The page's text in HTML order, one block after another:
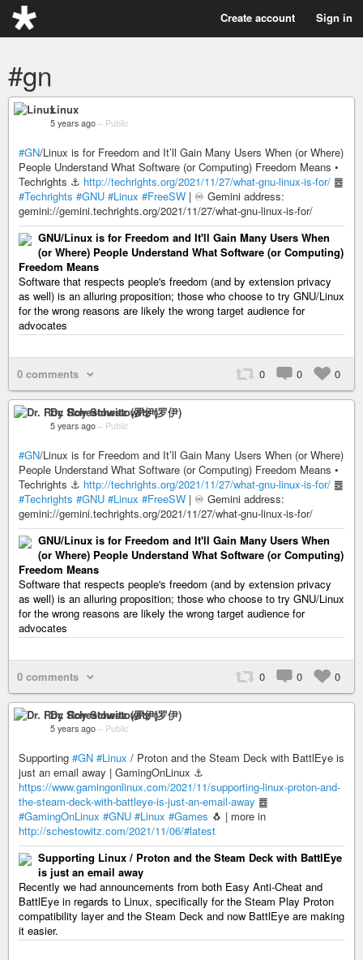
Create account Sign in
#gn
Linux
5 years ago – Public
#GN/Linux is for Freedom and It’ll Gain Many Users When (or Where)
People Understand What Software (or Computing) Freedom Means •
Techrights ⚓ http://techrights.org/2021/11/27/what-gnu-linux-is-for/ ䷉
#Techrights #GNU #Linux #FreeSW | ♾ Gemini address:
gemini://gemini.techrights.org/2021/11/27/what-gnu-linux-is-for/
GNU/Linux is for Freedom and It'll Gain Many Users When
(or Where) People Understand What Software (or Computing)
Freedom Means
Software that respects people's freedom (and by extension privacy
as well) is an alluring proposition; those who choose to try GNU/Linux
for the wrong reasons are likely the wrong target audience for
advocates
0 comments 0 0 0
Dr. Roy Schestowitz (罗伊)
5 years ago – Public
#GN/Linux is for Freedom and It’ll Gain Many Users When (or Where)
People Understand What Software (or Computing) Freedom Means •
Techrights ⚓ http://techrights.org/2021/11/27/what-gnu-linux-is-for/ ䷉
#Techrights #GNU #Linux #FreeSW | ♾ Gemini address:
gemini://gemini.techrights.org/2021/11/27/what-gnu-linux-is-for/
GNU/Linux is for Freedom and It'll Gain Many Users When
(or Where) People Understand What Software (or Computing)
Freedom Means
Software that respects people's freedom (and by extension privacy
as well) is an alluring proposition; those who choose to try GNU/Linux
for the wrong reasons are likely the wrong target audience for
advocates
0 comments 0 0 0
Dr. Roy Schestowitz (罗伊)
5 years ago – Public
Supporting #GN #Linux / Proton and the Steam Deck with BattlEye is
just an email away | GamingOnLinux ⚓
https://www.gamingonlinux.com/2021/11/supporting-linux-proton-and-
the-steam-deck-with-battleye-is-just-an-email-away ䷉
#GamingOnLinux #GNU #Linux #Games 🐧 | more in
http://schestowitz.com/2021/11/06/#latest
Supporting Linux / Proton and the Steam Deck with BattlEye
is just an email away
Recently we had announcements from both Easy Anti-Cheat and
BattlEye in regards to Linux, specifically for the Steam Play Proton
compatibility layer and the Steam Deck and now BattlEye are making
it easier.